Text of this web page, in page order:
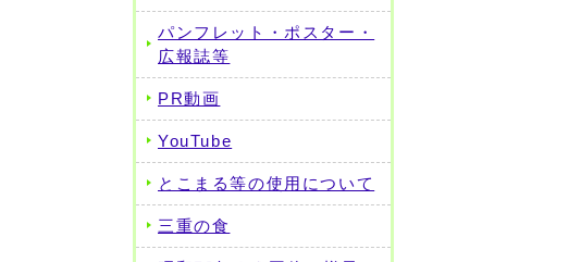
パンフレット・ポスター・
広報誌等
PR動画
YouTube
とこまる等の使用について
三重の食